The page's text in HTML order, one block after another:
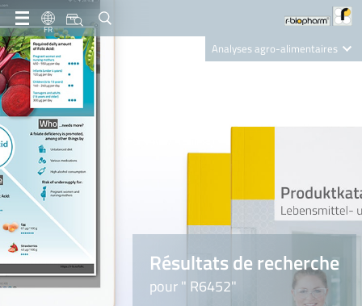
FR
Analyses agro-alimentaires
Nutrition Care
Résultats de recherche
pour " R6452"